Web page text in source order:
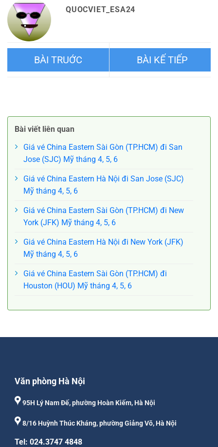
QUOCVIET_ESA24
Bài viết liên quan
Giá vé China Eastern Sài Gòn (TP.HCM) đi San
Jose (SJC) Mỹ tháng 4, 5, 6
Giá vé China Eastern Hà Nội đi San Jose (SJC)
Mỹ tháng 4, 5, 6
Giá vé China Eastern Sài Gòn (TP.HCM) đi New
York (JFK) Mỹ tháng 4, 5, 6
Giá vé China Eastern Hà Nội đi New York (JFK)
Mỹ tháng 4, 5, 6
Giá vé China Eastern Sài Gòn (TP.HCM) đi
Houston (HOU) Mỹ tháng 4, 5, 6
Văn phòng Hà Nội
95H Lý Nam Đế, phường Hoàn Kiếm, Hà Nội
8/16 Huỳnh Thúc Kháng, phường Giảng Võ, Hà Nội
Tel: 024.3747 4848